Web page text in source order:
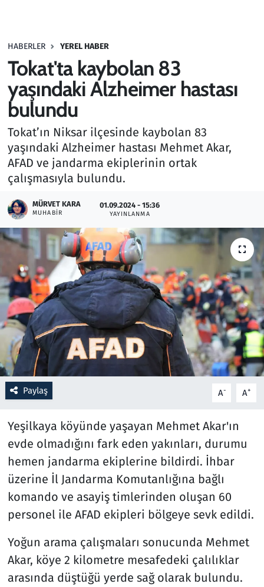
HABERLER YEREL HABER
Tokat'ta kaybolan 83
yaşındaki Alzheimer hastası
bulundu
Tokat’ın Niksar ilçesinde kaybolan 83
yaşındaki Alzheimer hastası Mehmet Akar,
AFAD ve jandarma ekiplerinin ortak
çalışmasıyla bulundu.
MÜRVET KARA
MUHABIR
01.09.2024 - 15:36
YAYINLANMA
Paylaş A- A+
Yeşilkaya köyünde yaşayan Mehmet Akar'ın
evde olmadığını fark eden yakınları, durumu
hemen jandarma ekiplerine bildirdi. İhbar
üzerine İl Jandarma Komutanlığına bağlı
komando ve asayiş timlerinden oluşan 60
personel ile AFAD ekipleri bölgeye sevk edildi.
Yoğun arama çalışmaları sonucunda Mehmet
Akar, köye 2 kilometre mesafedeki çalılıklar
arasında düştüğü yerde sağ olarak bulundu.
Haber
Kültür Sanat
Kurumsal Haberler
Lezzet Durağı
Memur ve Kamu
Otomobil
Oyun
Ramazan
Resmi İlanlar
Rüya Tabirleri
Sağlık
Savunma Sanayi
Spor
Teknoloji ve Bilim
Televizyon